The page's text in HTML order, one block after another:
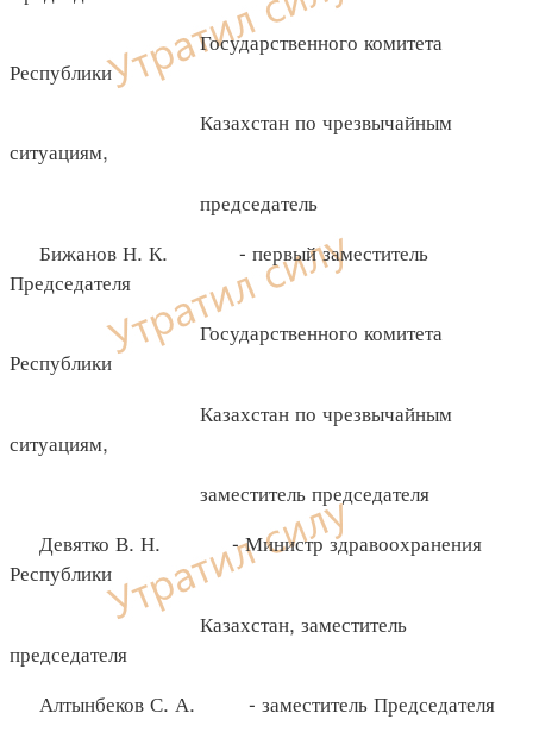
Государственного комитета
Республики
Казахстан по чрезвычайным
ситуациям,
председатель
Бижанов Н. К. - первый заместитель
Председателя
Государственного комитета
Республики
Казахстан по чрезвычайным
ситуациям,
заместитель председателя
Девятко В. Н. - Министр здравоохранения
Республики
Казахстан, заместитель
председателя
Алтынбеков С. А. - заместитель Председателя